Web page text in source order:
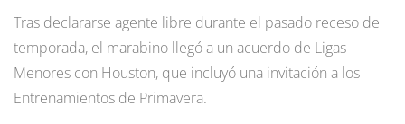
Tras declararse agente libre durante el pasado receso de
temporada, el marabino llegó a un acuerdo de Ligas
Menores con Houston, que incluyó una invitación a los
Entrenamientos de Primavera.